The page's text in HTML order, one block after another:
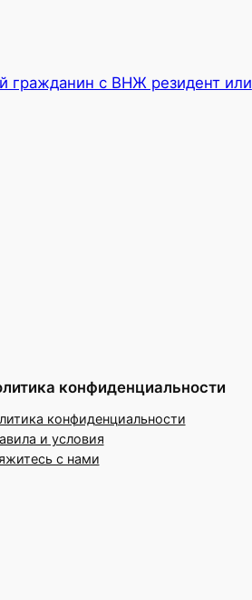
гражданин с ВНЖ резидент или
конфиденциальности
конфиденциальности
и условия
с нами